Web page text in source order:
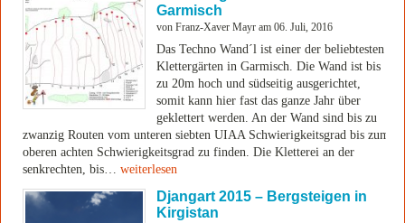
Garmisch
von Franz-Xaver Mayr am 06. Juli, 2016
Das Techno Wand´l ist einer der beliebtesten
Klettergärten in Garmisch. Die Wand ist bis
zu 20m hoch und südseitig ausgerichtet,
somit kann hier fast das ganze Jahr über
geklettert werden. An der Wand sind bis zu
zwanzig Routen vom unteren siebten UIAA Schwierigkeitsgrad bis zum
oberen achten Schwierigkeitsgrad zu finden. Die Kletterei an der
senkrechten, bis…weiterlesen
Djangart 2015 – Bergsteigen in
Kirgistan